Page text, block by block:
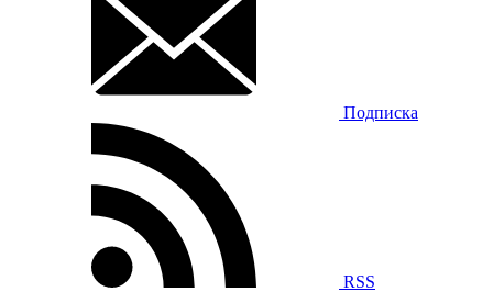
Подписка
RSS